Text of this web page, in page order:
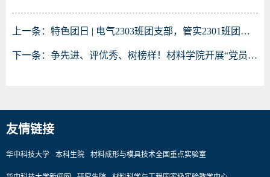
上一条： 特色团日 | 电气2303班团支部，管实2301班团支部，材料2304班团支部开展联合特色团日活动
下一条： 争先进、评优秀、树榜样！材料学院开展“党员寝室挂牌”活动
友情链接
华中科技大学 本科生院 材料成形与模具技术全国重点实验室